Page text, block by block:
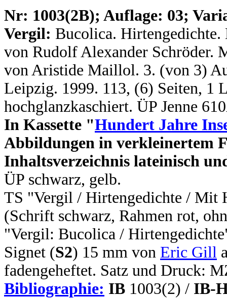
Nr: 1003(2B); Auflage: 03;
Vergil: Bucolica. Hirtengedichte.
von Rudolf Alexander Schröder.
von Aristide Maillol. 3. (von 3)
Leipzig. 1999. 113, (6) Seiten, 1
hochglanzkaschiert. ÜP Jenne
In Kassette "Hundert Jahre
Abbildungen in verkleinertem
Inhaltsverzeichnis lateinisch
ÜP schwarz, gelb.
TS "Vergil / Hirtengedichte / Mit
(Schrift schwarz, Rahmen rot,
"Vergil: Bucolica /
Signet (S2) 15 mm von Eric Gill
fadengeheftet. Satz und Druck:
Bibliographie: IB 1003(2) / IB-